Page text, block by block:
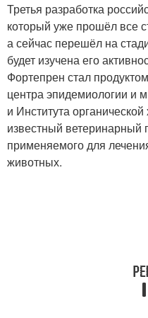
Третья разработка
который уже прошёл все
а сейчас перешёл на
будет изучена его
Фортепрен стал
центра эпидемиологии и
и Института
известный ветеринарный
применяемого для
животных.